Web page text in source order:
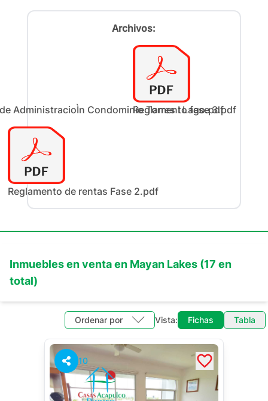
Archivos:
AdministracioÌn Condominio Torres I Lago.pdf
Reglamento fase 3.pdf
Reglamento de rentas Fase 2.pdf
Inmuebles enventaen Mayan Lakes (17 en
total)
Ordenar por Vista: Fichas Tabla
10